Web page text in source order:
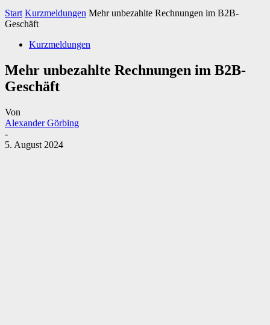
Start Kurzmeldungen Mehr unbezahlte Rechnungen im B2B-
Geschäft
Kurzmeldungen
Mehr unbezahlte Rechnungen im B2B-
Geschäft
Von
Alexander Görbing
-
5. August 2024